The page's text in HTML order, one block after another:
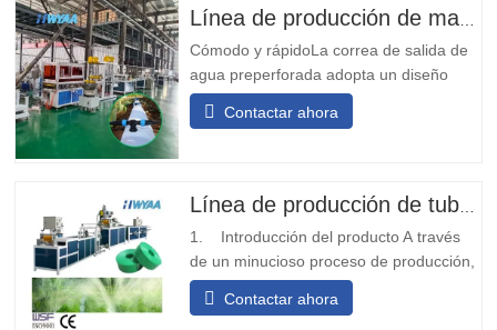
adecuado para operaciones mineras a
largo plazo. 2. Doble...
Línea de producción de mangueras flexibles con orificio de salida preperforado
Cómodo y rápidoLa correa de salida de
agua preperforada adopta un diseño
modular, que es simple y conveniente de
instalar. No requiere soldadura en sitio y
agua de salida de prepunzonado se
puede diseñar con diferentes...
Contactar ahora
Línea de producción de tuberías de riego por goteo PE para agricultura
1. Introducción del producto A través
de un minucioso proceso de producción,
desplegamos y doblamos la materia
prima de la cinta o cinturón tejido, y
Contactar ahora